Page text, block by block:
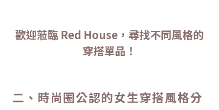
歡迎蒞臨 Red House，尋找不同風格的
穿搭單品！
二、時尚圈公認的女生穿搭風格分